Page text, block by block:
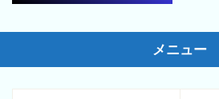
メニュー